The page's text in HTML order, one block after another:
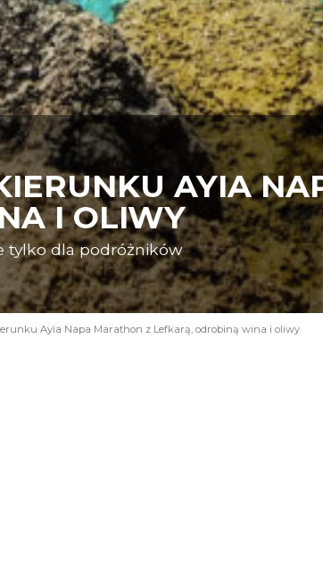
AYIA
I OLIWY
tylko dla podróżników
Ayia Napa Marathon z Lefkarą, odrobiną wina i oliwy